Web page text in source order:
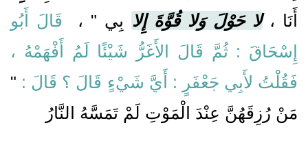
أَنَا ،لا حَوْلَ وَلا قُوَّةَ إِلا بِي " ، ‏
قَالَ أَبُو
إِسْحَاقَ : ثُمَّ قَالَ الأَغَرُّ شَيْئًا لَمُ أَفْهَمْهُ ،
فَقُلْتُ لأَبِي جَعْفَرٍ : أَيَّ شَيْءٍ قَالَ ؟ قَالَ : "
مَنْ رُزِقَهُنَّ عِنْدَ الْمَوْتِ لَمْ تَمَسَّهُ النَّارُ